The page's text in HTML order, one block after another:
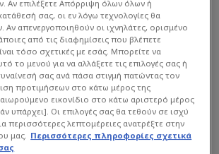
αμυντικό, με εμπειρίες από
και χαρακτηριστικά
να τον καταστήσουν
για αρκετές ομάδες της
Αν επιλέξετε Απόρριψη όλων όλων ή
σας, οι εν λόγω τεχνολογίες θα
Αν απενεργοποιηθούν οι ιχνηλάτες, ορισμένο
από τις διαφημίσεις που βλέπετε
τόσο σχετικές με εσάς. Μπορείτε να
το μενού για να αλλάξετε τις επιλογές σας ή
σας ανά πάσα στιγμή πατώντας τον
προτιμήσεων στο κάτω μέρος της
εικονίδιο στο κάτω αριστερό μέρος
υπάρχει]. Οι επιλογές σας θα τεθούν σε ισχύ
περισσότερες λεπτομέρειες ανατρέξτε στην
μας. Περισσότερες πληροφορίες σχετικά